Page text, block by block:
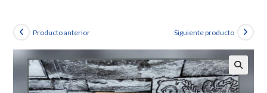
Producto anterior Siguiente producto